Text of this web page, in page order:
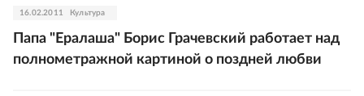
16.02.2011 Культура
Папа "Ералаша" Борис Грачевский работает над
полнометражной картиной о поздней любви